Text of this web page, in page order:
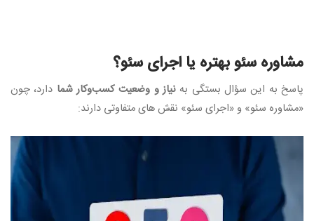
مشاوره سئو بهتره یا اجرای سئو؟
پاسخ به این سؤال بستگی به نیاز و وضعیت کسب‌وکار شما دارد، چون
«مشاوره سئو» و «اجرای سئو» نقش‌ های متفاوتی دارند: